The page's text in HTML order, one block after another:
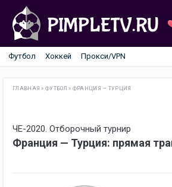
Футбол Хоккей Прокси/VPN
ГЛАВНАЯ »ФУТБОЛ » ФРАНЦИЯ — ТУРЦИЯ
ЧЕ-2020. Отборочный турнир
Франция — Турция: прямая